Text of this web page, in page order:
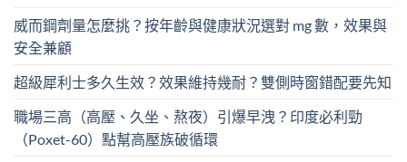
威而鋼劑量怎麼挑？按年齡與健康狀況選對 mg 數，效果與
安全兼顧
超級犀利士多久生效？效果維持幾耐？雙側時窗錯配要先知
職場三高（高壓、久坐、熬夜）引爆早洩？印度必利勁
（Poxet-60）點幫高壓族破循環